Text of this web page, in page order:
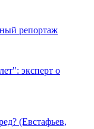
репортаж
эксперт о
(Евстафьев,